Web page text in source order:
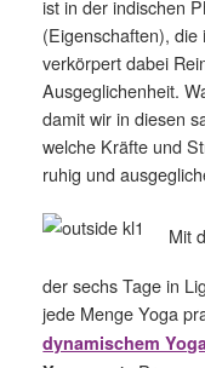
ist in der indischen
(Eigenschaften),
verkörpert dabei
Ausgeglichenheit.
damit wir in diesen
welche Kräfte und
ruhig und
Mit
der sechs Tage in
jede Menge Yoga
dynamischem